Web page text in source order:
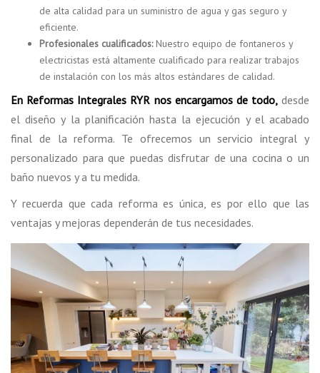
de alta calidad para un suministro de agua y gas seguro y
eficiente.
Profesionales cualificados:Nuestro equipo de fontaneros y
electricistas está altamente cualificado para realizar trabajos
de instalación con los más altos estándares de calidad.
En Reformas Integrales RYR nos encargamos de todo,desde
el diseño y la planificación hasta la ejecución y el acabado
final de la reforma. Te ofrecemos un servicio integral y
personalizado para que puedas disfrutar de una cocina o un
baño nuevos y a tu medida.
Y recuerda que cada reforma es única, es por ello que las
ventajas y mejoras dependerán de tus necesidades.